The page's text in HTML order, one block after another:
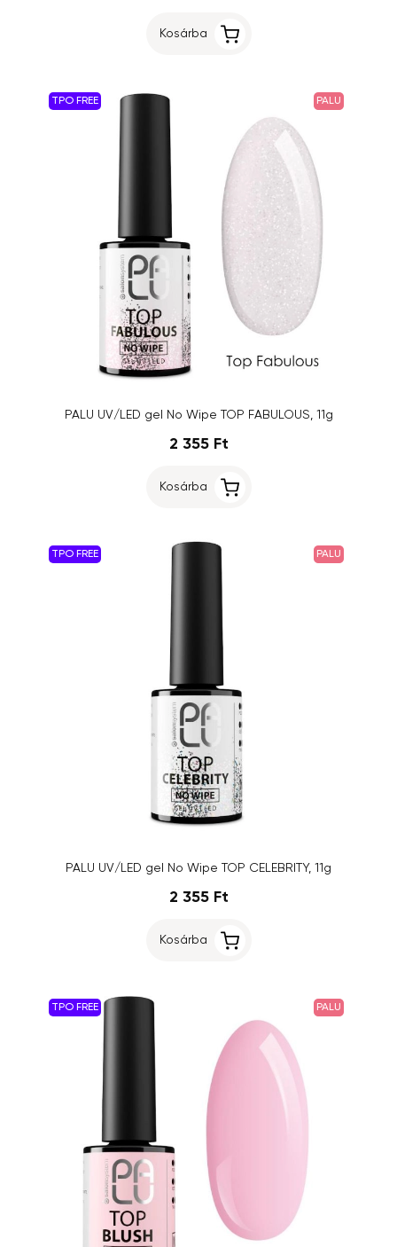
Kosárba
TPO FREE PALU
PALU UV/LED gel No Wipe TOP FABULOUS, 11g
2 355 Ft
Kosárba
TPO FREE PALU
PALU UV/LED gel No Wipe TOP CELEBRITY, 11g
2 355 Ft
Kosárba
TPO FREE PALU